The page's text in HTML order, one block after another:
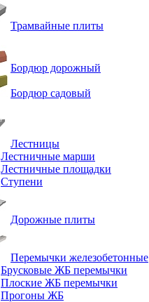
Трамвайные плиты
Бордюр дорожный
Бордюр садовый
Лестницы
Лестничные марши
Лестничные площадки
Ступени
Дорожные плиты
Перемычки железобетонные
Брусковые ЖБ перемычки
Плоские ЖБ перемычки
Прогоны ЖБ